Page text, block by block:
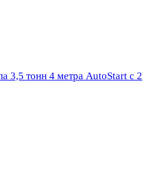
3,5 тонн 4 метра AutoStart с 2